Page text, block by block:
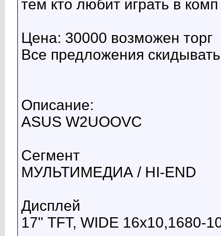
тем кто любит играть в
Цена: 30000 возможен торг
Все предложения
Описание:
ASUS W2UOOVC
Сегмент
МУЛЬТИМЕДИА / HI-END
Дисплей
17" TFT, WIDE 16x10,1680-